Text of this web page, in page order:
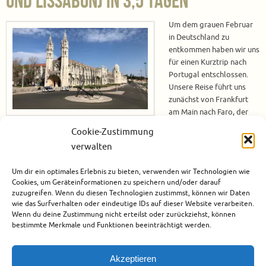
Cookie-Zustimmung
verwalten
Um dir ein optimales Erlebnis zu bieten, verwenden wir Technologien wie
Cookies, um Geräteinformationen zu speichern und/oder darauf
zuzugreifen. Wenn du diesen Technologien zustimmst, können wir Daten
wie das Surfverhalten oder eindeutige IDs auf dieser Website verarbeiten.
Wenn du deine Zustimmung nicht erteilst oder zurückziehst, können
bestimmte Merkmale und Funktionen beeinträchtigt werden.
Akzeptieren
Um dem grauen Februar
in Deutschland zu
entkommen haben wir uns
für einen Kurztrip nach
Portugal entschlossen.
Unsere Reise führt uns
zunächst von Frankfurt
am Main nach Faro, der
Algarve. In nur 3 Stunden und 15 Minuten erreichen wir die beschauliche
Stadt am Atlantik mit dem Flugzeug. Faro – Altstadt und Inselhopping
befindet sich z.…
Weiterlesen
März 20, 2022 Europa , Faro,Lissabon,Portugal,Städtereise,Tavira